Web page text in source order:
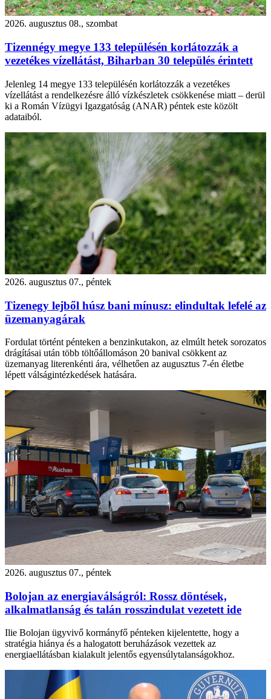
2026. augusztus 08., szombat
Tizennégy megye 133 településén korlátozzák a
vezetékes vízellátást, Biharban 30 település érintett
Jelenleg 14 megye 133 településén korlátozzák a vezetékes
vízellátást a rendelkezésre álló vízkészletek csökkenése miatt – derül
ki a Román Vízügyi Igazgatóság (ANAR) péntek este közölt
adataiból.
2026. augusztus 07., péntek
Tizenegy lejből húsz bani mínusz: elindultak lefelé az
üzemanyagárak
Fordulat történt pénteken a benzinkutakon, az elmúlt hetek sorozatos
drágításai után több töltőállomáson 20 banival csökkent az
üzemanyag literenkénti ára, vélhetően az augusztus 7-én életbe
lépett válságintézkedések hatására.
2026. augusztus 07., péntek
Bolojan az energiaválságról: Rossz döntések,
alkalmatlanság és talán rosszindulat vezetett ide
Ilie Bolojan ügyvivő kormányfő pénteken kijelentette, hogy a
stratégia hiánya és a halogatott beruházások vezettek az
energiaellátásban kialakult jelentős egyensúlytalanságokhoz.